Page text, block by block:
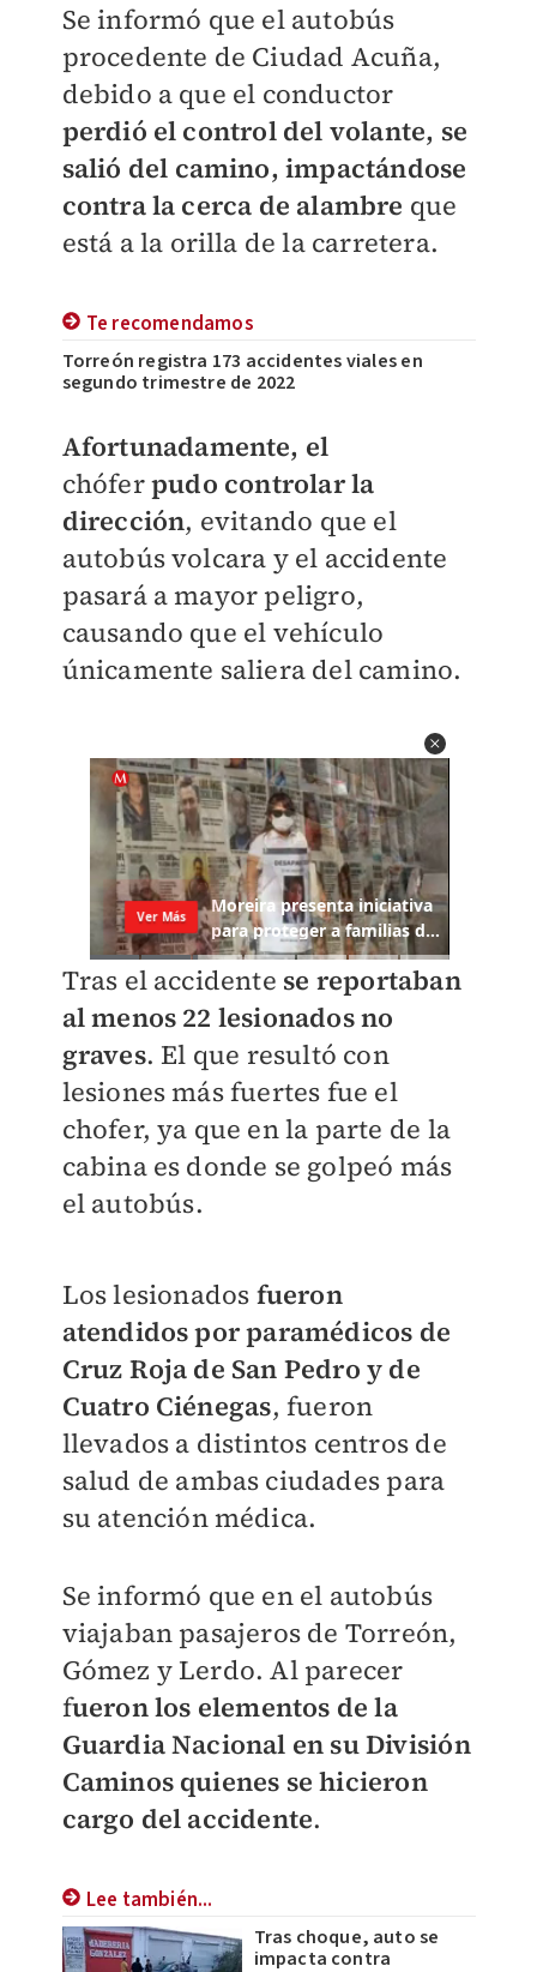
Se informó que el autobús
procedente de Ciudad Acuña,
debido a que el conductor
perdió el control del volante, se
salió del camino, impactándose
contra la cerca de alambre que
está a la orilla de la carretera.
Te recomendamos
Torreón registra 173 accidentes viales en
segundo trimestre de 2022
Afortunadamente, el
chóferpudo controlar la
dirección, evitando que el
autobús volcara y el accidente
pasará a mayor peligro,
causando que el vehículo
únicamente saliera del camino.
Tras el accidente se reportaban
al menos 22 lesionados no
graves. El que resultó con
lesiones más fuertes fue el
chofer, ya que en la parte de la
cabina es donde se golpeó más
el autobús.
Los lesionados fueron
atendidos por paramédicos de
Cruz Roja de San Pedro y de
Cuatro Ciénegas, fueron
llevados a distintos centros de
salud de ambas ciudades para
su atención médica.
Se informó que en el autobús
viajaban pasajeros de Torreón,
Gómez y Lerdo. Al parecer
fueron los elementos de la
Guardia Nacional en su División
Caminos quienes se hicieron
cargo del accidente.
Lee también...
Tras choque, auto se
impacta contra